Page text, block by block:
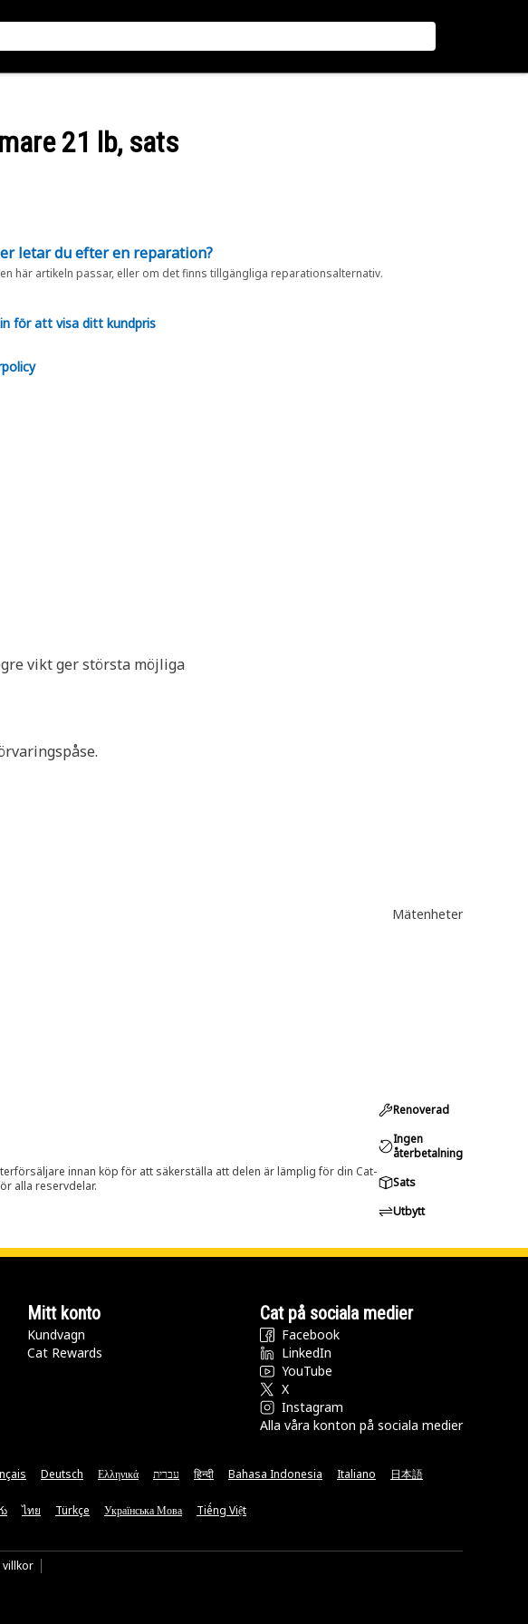
21 lb, sats
letar du efter en reparation?
här artikeln passar, eller om det finns tillgängliga reparationsalternativ.
för att visa ditt kundpris
vikt ger största möjliga
Mätenheter
innan köp för att säkerställa att delen är lämplig för din Cat-
alla reservdelar.
Renoverad
Ingen
återbetalning
Sats
Utbytt
Mitt konto
Kundvagn
Cat Rewards
Cat på sociala medier
Facebook
LinkedIn
YouTube
X
Instagram
Alla våra konton på sociala medier
Deutsch Ελληνικά עברית हिन्दी Bahasa Indonesia Italiano 日本語
ไทย Türkçe Українська Мова Tiếng Việt
villkor